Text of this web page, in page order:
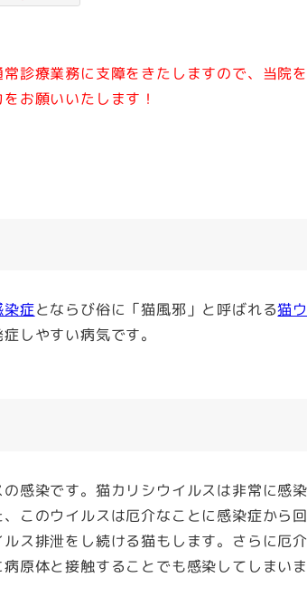
診療業務に支障をきたしますので、当院
お願いいたします！
染症とならび俗に「猫風邪」と呼ばれる猫
しやすい病気です。
感染です。猫カリシウイルスは非常に感
このウイルスは厄介なことに感染症か
ス排泄をし続ける猫もします。さらに
原体と接触することでも感染してしまいま